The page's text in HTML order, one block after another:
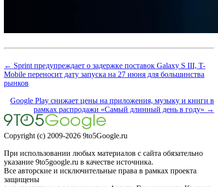
← Sprint предупреждает о задержке поставок Galaxy S III, T-
Mobile переносит дату запуска на 27 июня для большинства
рынков
Google Play снижает цены на приложения, музыку и книги в
рамках распродажи «Самый длинный день в году» →
Copyright (c) 2009-2026 9to5Google.ru
При использовании любых материалов с сайта обязательно
указание 9to5google.ru в качестве источника.
Все авторские и исключительные права в рамках проекта
защищены